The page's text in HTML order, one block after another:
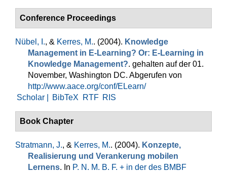
Conference Proceedings
Nübel, I., & Kerres, M.. (2004). Knowledge
Management in E-Learning? Or: E-Learning in
Knowledge Management?. gehalten auf der 01.
November, Washington DC. Abgerufen von
http://www.aace.org/conf/ELearn/
Scholar |
BibTeX RTF RIS
Book Chapter
Stratmann, J., & Kerres, M.. (2004). Konzepte,
Realisierung und Verankerung mobilen
Lernens. In P. N. M. B. F. + in der des BMBF